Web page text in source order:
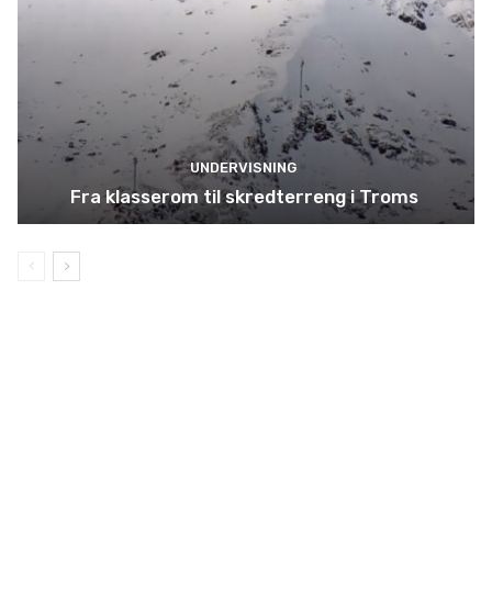
UNDERVISNING
Fra klasserom til skredterreng i Troms